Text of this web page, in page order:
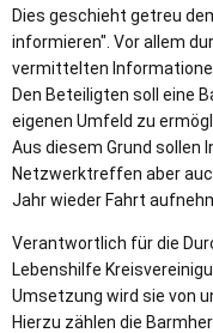
Dies geschieht getreu
informieren". Vor allem
vermittelten
Den Beteiligten soll eine
eigenen Umfeld zu
Aus diesem Grund sollen
Netzwerktreffen aber
Jahr wieder Fahrt
Verantwortlich für die
Lebenshilfe
Umsetzung wird sie von
Hierzu zählen die